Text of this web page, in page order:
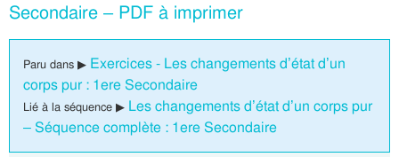
Secondaire – PDF à imprimer
Paru dans ▶ Exercices - Les changements d’état d’un
corps pur : 1ere Secondaire
Lié à la séquence ▶ Les changements d’état d’un corps pur
– Séquence complète : 1ere Secondaire